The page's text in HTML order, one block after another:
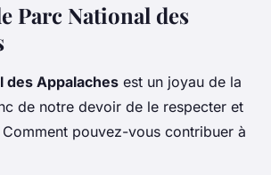
Parc National des
des Appalaches est un joyau de la
de notre devoir de le respecter et
pouvez-vous contribuer à